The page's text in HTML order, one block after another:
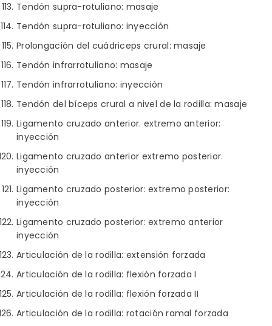
Tendón supra-rotuliano: masaje
Tendón supra-rotuliano: inyección
Prolongación del cuádriceps crural: masaje
Tendón infrarrotuliano: masaje
Tendón infrarrotuliano: inyección
Tendón del bíceps crural a nivel de la rodilla: masaje
Ligamento cruzado anterior. extremo anterior:
inyección
Ligamento cruzado anterior extremo posterior.
inyección
Ligamento cruzado posterior: extremo posterior:
inyección
Ligamento cruzado posterior: extremo anterior
inyección
Articulación de la rodilla: extensión forzada
Articulación de la rodilla: flexión forzada I
Articulación de la rodilla: flexión forzada II
Articulación de la rodilla: rotación ramal forzada